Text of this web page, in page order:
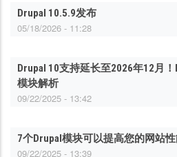
Drupal 10.5.9发布
05/18/2026 - 11:28
Drupal 10支持延长至2026年12月
模块解析
09/22/2025 - 13:42
7个Drupal模块可以提高您的网站
09/22/2025 - 13:39